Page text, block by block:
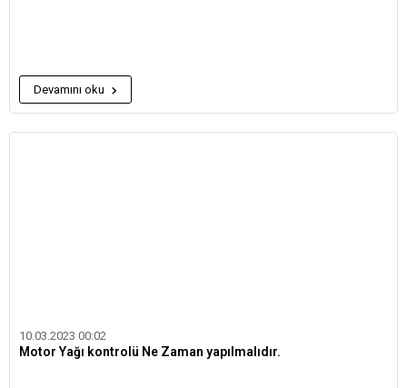
Devamını oku
10.03.2023 00:02
Motor Yağı kontrolü Ne Zaman yapılmalıdır.